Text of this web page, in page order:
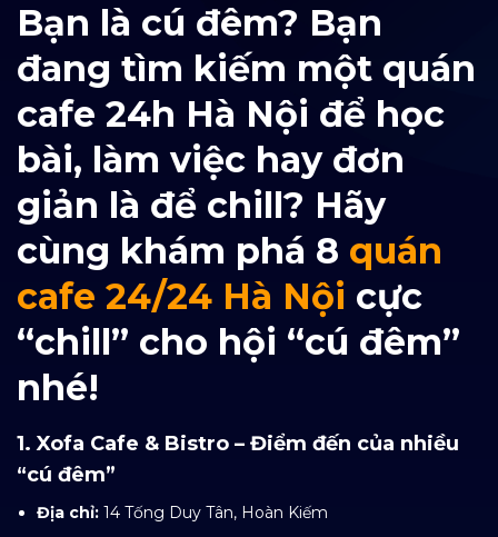
Bạn là cú đêm? Bạn
đang tìm kiếm một quán
cafe 24h Hà Nội để học
bài, làm việc hay đơn
giản là để chill? Hãy
cùng khám phá 8 quán
cafe 24/24 Hà Nội cực
“chill” cho hội “cú đêm”
nhé!
1. Xofa Cafe & Bistro – Điểm đến của nhiều
“cú đêm”
Địa chỉ: 14 Tống Duy Tân, Hoàn Kiếm